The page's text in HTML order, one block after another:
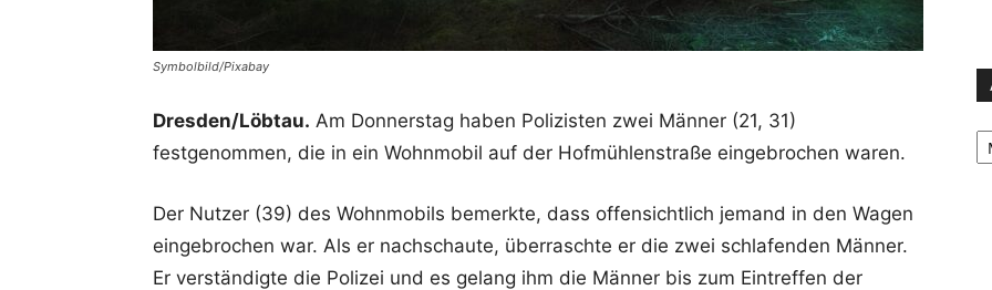
Symbolbild/Pixabay
Dresden/Löbtau. Am Donnerstag haben Polizisten zwei Männer (21, 31)
festgenommen, die in ein Wohnmobil auf der Hofmühlenstraße eingebrochen waren.
Der Nutzer (39) des Wohnmobils bemerkte, dass offensichtlich jemand in den Wagen
eingebrochen war. Als er nachschaute, überraschte er die zwei schlafenden Männer.
Er verständigte die Polizei und es gelang ihm die Männer bis zum Eintreffen der